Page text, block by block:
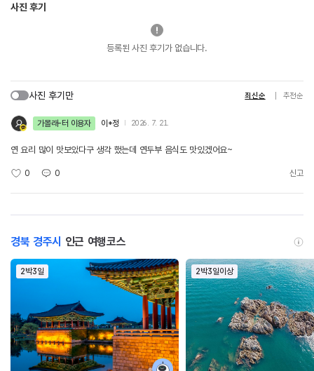
사진 후기
등록된 사진 후기가 없습니다.
사진 후기만 최신순 추천순
가볼래-터 이용자 이*정 2026. 7. 21.
연 요리 많이 맛보았다구 생각 했는데 연두부 음식도 맛있겠어요~
0 0 신고
경북 경주시 인근 여행코스
2박3일 2박3일이상